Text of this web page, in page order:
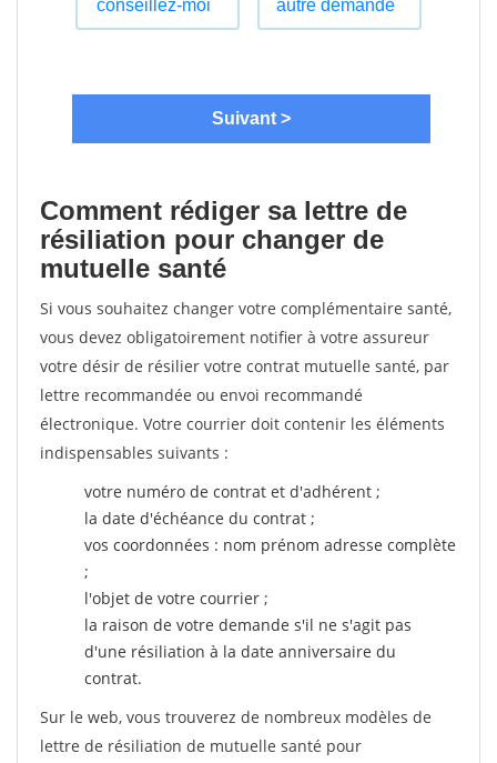
Comment rédiger sa lettre de
résiliation pour changer de
mutuelle santé
Si vous souhaitez changer votre complémentaire santé,
vous devez obligatoirement notifier à votre assureur
votre désir de résilier votre contrat mutuelle santé, par
lettre recommandée ou envoi recommandé
électronique. Votre courrier doit contenir les éléments
indispensables suivants :
votre numéro de contrat et d'adhérent ;
la date d'échéance du contrat ;
vos coordonnées : nom prénom adresse complète
;
l'objet de votre courrier ;
la raison de votre demande s'il ne s'agit pas
d'une résiliation à la date anniversaire du
contrat.
Sur le web, vous trouverez de nombreux modèles de
lettre de résiliation de mutuelle santé pour